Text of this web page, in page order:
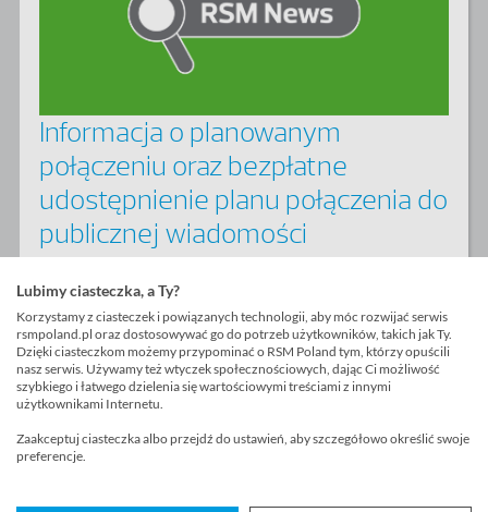
Informacja o planowanym
połączeniu oraz bezpłatne
udostępnienie planu połączenia do
publicznej wiadomości
Szanowni Państwo, Mamy przyjemność poinformować,
że 23 września 2019 r., w związku z zamiarem
połączenia spółek: RSM POLAND SPÓŁKA
DORADZTWA PODATKOWEGO SPÓŁKA AKCYJNA z
OGRANICZONĄ ODPOWIEDZIALNOSCIĄ z siedzibą w
Lubimy ciasteczka, a Ty?
Korzystamy z ciasteczek i powiązanych technologii, aby móc rozwijać serwis
rsmpoland.pl oraz dostosowywać go do potrzeb użytkowników, takich jak Ty.
Dzięki ciasteczkom możemy przypominać o RSM Poland tym, którzy opuścili
nasz serwis. Używamy też wtyczek społecznościowych, dając Ci możliwość
szybkiego i łatwego dzielenia się wartościowymi treściami z innymi
użytkownikami Internetu.
Zaakceptuj ciasteczka albo przejdź do ustawień, aby szczegółowo określić swoje
preferencje.